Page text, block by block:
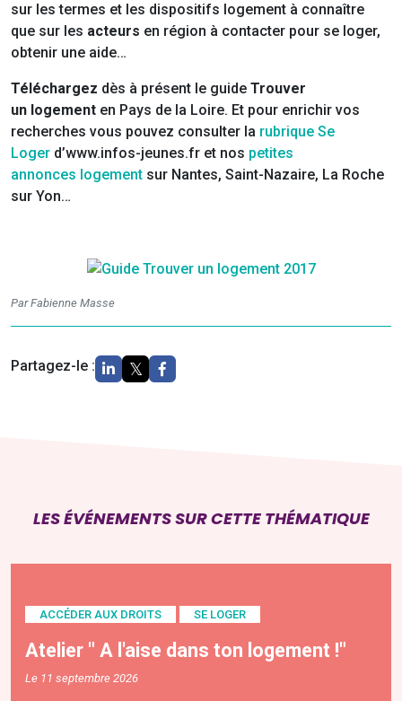
sur les termes et les dispositifs logement à connaître
que sur les acteurs en région à contacter pour se loger,
obtenir une aide…
Téléchargez dès à présent le guide Trouver
un logement en Pays de la Loire. Et pour enrichir vos
recherches vous pouvez consulter la rubrique Se
Loger d’www.infos-jeunes.fr et nos petites
annonces logement sur Nantes, Saint-Nazaire, La Roche
sur Yon…
Par Fabienne Masse
Partagez-le :
LES ÉVÉNEMENTS SUR CETTE THÉMATIQUE
ACCÉDER AUX DROITS SE LOGER
Atelier " A l'aise dans ton logement !"
Le 11 septembre 2026